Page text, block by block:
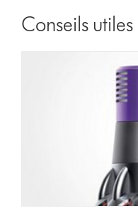
Conseils utiles